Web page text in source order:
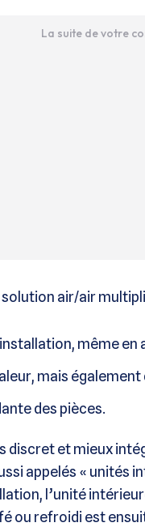
La suite de votre
air/air
même en
mais également
des pièces.
discret et mieux
appelés « unités
l’unité
ou refroidi est